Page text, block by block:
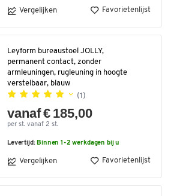
Vergelijken Favorietenlijst
Leyform bureaustoel JOLLY,
permanent contact, zonder
armleuningen, rugleuning in hoogte
verstelbaar, blauw
(1)
vanaf € 185,00
per st. vanaf 2 st.
Levertijd: Binnen 1-2 werkdagen bij u
Vergelijken Favorietenlijst